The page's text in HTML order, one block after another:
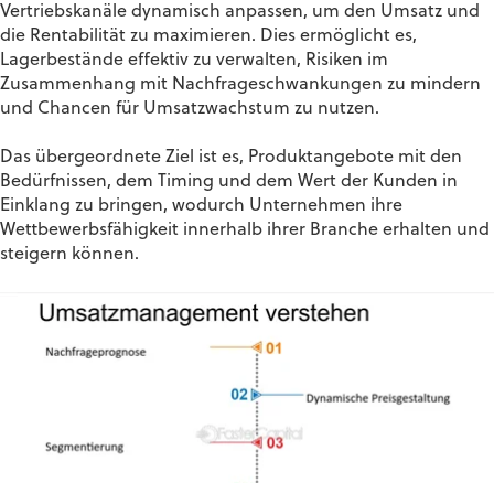
Vertriebskanäle dynamisch anpassen, um den Umsatz und
die Rentabilität zu maximieren. Dies ermöglicht es,
Lagerbestände effektiv zu verwalten, Risiken im
Zusammenhang mit Nachfrageschwankungen zu mindern
und Chancen für Umsatzwachstum zu nutzen.
Das übergeordnete Ziel ist es, Produktangebote mit den
Bedürfnissen, dem Timing und dem Wert der Kunden in
Einklang zu bringen, wodurch Unternehmen ihre
Wettbewerbsfähigkeit innerhalb ihrer Branche erhalten und
steigern können.